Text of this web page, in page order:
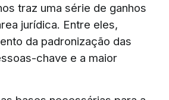
traz uma série de ganhos
jurídica. Entre eles,
da padronização das
chave e a maior